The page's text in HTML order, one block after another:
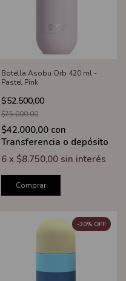
Botella Asobu Orb 420 ml -
Pastel Pink
$52.500,00
$75.000,00
$42.000,00 con
Transferencia o depósito
6 x $8.750,00 sin interés
Comprar
-30% OFF